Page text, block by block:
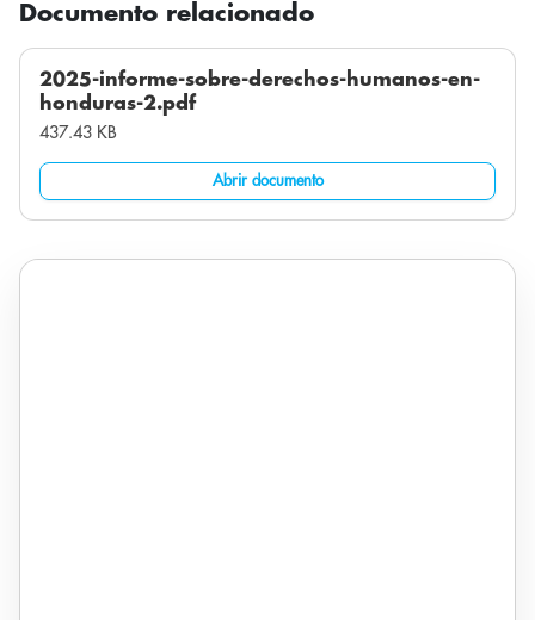
Documento relacionado
2025-informe-sobre-derechos-humanos-en-
honduras-2.pdf
437.43 KB
Abrir documento